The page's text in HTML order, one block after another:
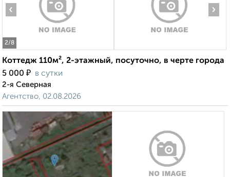
2/8
‹ ›
Коттедж 110м², 2-этажный, посуточно, в черте города
5 000 ₽ в сутки
2-я Северная
Агентство, 02.08.2026